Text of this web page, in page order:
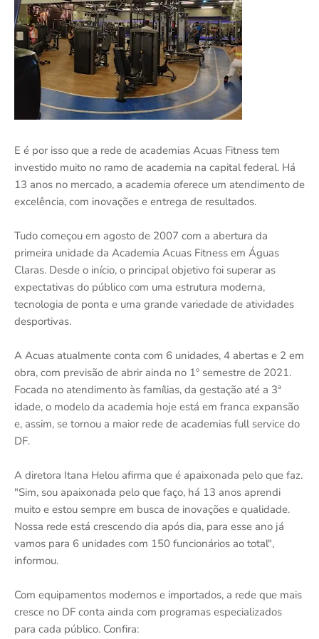
E é por isso que a rede de academias Acuas Fitness tem
investido muito no ramo de academia na capital federal. Há
13 anos no mercado, a academia oferece um atendimento de
excelência, com inovações e entrega de resultados.
Tudo começou em agosto de 2007 com a abertura da
primeira unidade da Academia Acuas Fitness em Águas
Claras. Desde o início, o principal objetivo foi superar as
expectativas do público com uma estrutura moderna,
tecnologia de ponta e uma grande variedade de atividades
desportivas.
A Acuas atualmente conta com 6 unidades, 4 abertas e 2 em
obra, com previsão de abrir ainda no 1º semestre de 2021.
Focada no atendimento às famílias, da gestação até a 3ª
idade, o modelo da academia hoje está em franca expansão
e, assim, se tornou a maior rede de academias full service do
DF.
A diretora Itana Helou afirma que é apaixonada pelo que faz.
"Sim, sou apaixonada pelo que faço, há 13 anos aprendi
muito e estou sempre em busca de inovações e qualidade.
Nossa rede está crescendo dia após dia, para esse ano já
vamos para 6 unidades com 150 funcionários ao total",
informou.
Com equipamentos modernos e importados, a rede que mais
cresce no DF conta ainda com programas especializados
para cada público. Confira: